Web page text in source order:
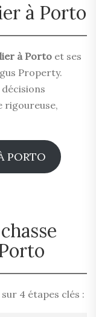
à Porto
à Porto et ses
Property.
rigoureuse,
PORTO
4 étapes clés :